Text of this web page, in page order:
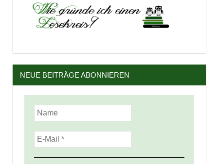
NEUE BEITRÄGE ABONNIEREN